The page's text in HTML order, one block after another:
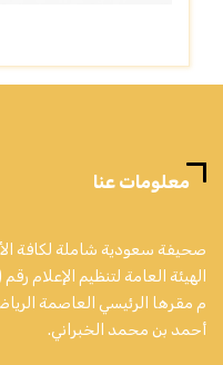
معلومات عنا
صحيفة سعودية شاملة لكافة
م مقرها الرئيسي العاصمة
أحمد بن محمد الخبراني.